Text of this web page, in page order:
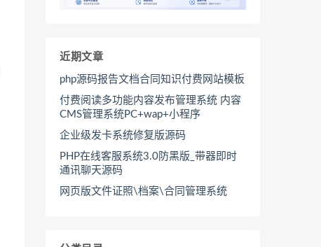
近期文章
php源码报告文档合同知识付费网站模板
付费阅读多功能内容发布管理系统 内容
CMS管理系统PC+wap+小程序
企业级发卡系统修复版源码
PHP在线客服系统3.0防黑版_带器即时
通讯聊天源码
网页版文件证照\档案\合同管理系统